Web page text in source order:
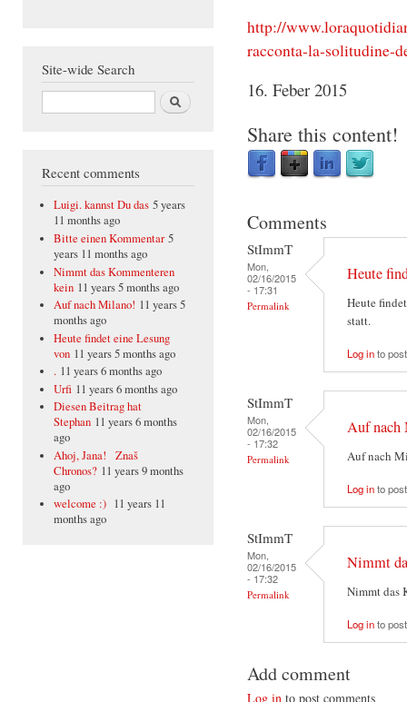
Site-wide Search
Search
Recent comments
Luigi. kannst Du das 5 years
11 months ago
Bitte einen Kommentar 5
years 11 months ago
Nimmt das Kommenteren
kein 11 years 5 months ago
Auf nach Milano! 11 years 5
months ago
Heute findet eine Lesung
von 11 years 5 months ago
. 11 years 6 months ago
Urfi 11 years 6 months ago
Diesen Beitrag hat
Stephan 11 years 6 months
ago
Ahoj, Jana! Znaš
Chronos? 11 years 9 months
ago
welcome :) 11 years 11
months ago
http://
racconta-la-solitudine-
16. Feber 2015
Share this content!
Comments
StImmT
Mon,
02/16/2015
- 17:31
Permalink
Heute
Heute
statt.
Log into
StImmT
Mon,
02/16/2015
- 17:32
Permalink
Auf
Auf nach
Log into
StImmT
Mon,
02/16/2015
- 17:32
Permalink
Nimmt
Nimmt das
Log into
Add comment
Log in to post comments